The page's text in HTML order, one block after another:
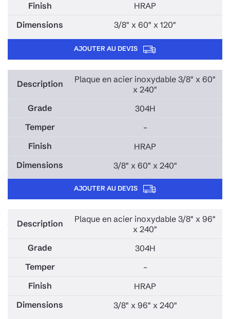
HRAP
3/8" x 60" x 120"
AJOUTER AU DEVIS
Plaque en acier inoxydable 3/8" x 60"
x 240"
304H
–
HRAP
3/8" x 60" x 240"
AJOUTER AU DEVIS
Plaque en acier inoxydable 3/8" x 96"
x 240"
304H
–
HRAP
3/8" x 96" x 240"